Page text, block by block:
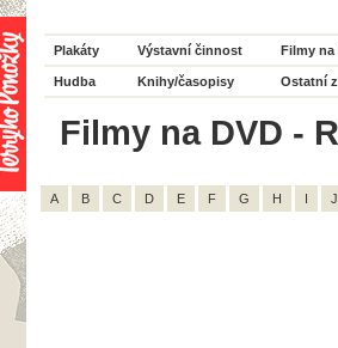
Plakáty Výstavní činnost Filmy na
Hudba Knihy/časopisy Ostatní
Filmy na DVD -
A B C D E F G H I J